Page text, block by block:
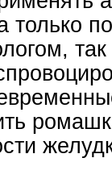
только